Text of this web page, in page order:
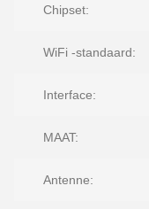
Chipset:
WiFi -standaard:
Interface:
MAAT:
Antenne: